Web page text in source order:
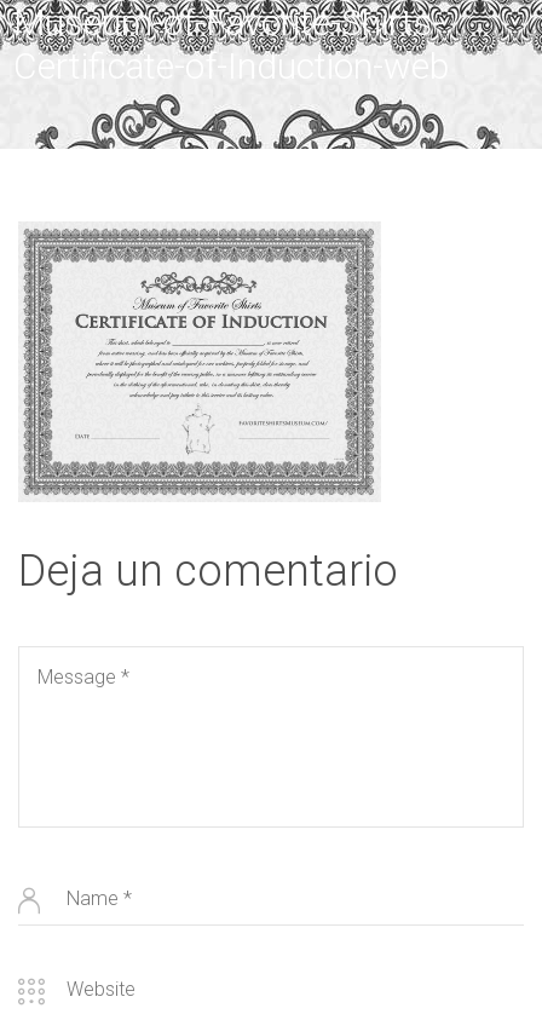
Museum-of-Favorite-Shirts-
Certificate-of-Induction-web
Deja un comentario